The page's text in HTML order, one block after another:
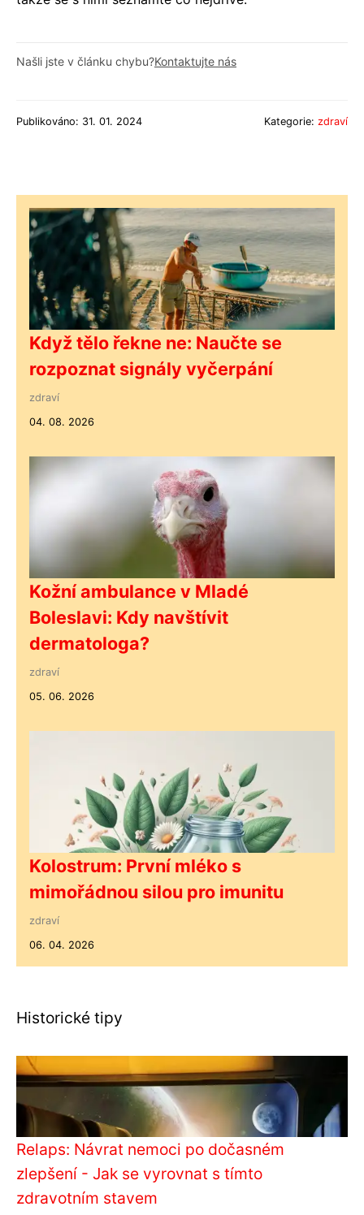
Našli jste v článku chybu?Kontaktujte nás
Publikováno: 31. 01. 2024 Kategorie: zdraví
Když tělo řekne ne: Naučte se
rozpoznat signály vyčerpání
zdraví
04. 08. 2026
Kožní ambulance v Mladé
Boleslavi: Kdy navštívit
dermatologa?
zdraví
05. 06. 2026
Kolostrum: První mléko s
mimořádnou silou pro imunitu
zdraví
06. 04. 2026
Historické tipy
Relaps: Návrat nemoci po dočasném
zlepšení - Jak se vyrovnat s tímto
zdravotním stavem